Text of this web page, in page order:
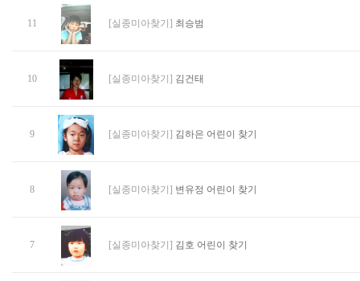
11 [실종미아찾기] 최승범
10 [실종미아찾기] 김건태
9 [실종미아찾기] 김하은 어린이 찾기
8 [실종미아찾기] 변유정 어린이 찾기
7 [실종미아찾기] 김호 어린이 찾기